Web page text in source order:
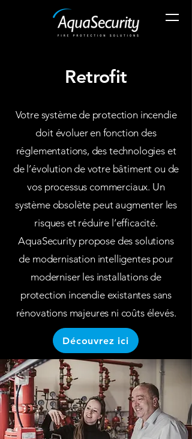
Retrofit
Votre système de protection incendie
doit évoluer en fonction des
réglementations, des technologies et
de l’évolution de votre bâtiment ou de
vos processus commerciaux. Un
système obsolète peut augmenter les
risques et réduire l’efficacité.
AquaSecurity propose des solutions
de modernisation intelligentes pour
moderniser les installations de
protection incendie existantes sans
rénovations majeures ni coûts élevés.
Découvrez ici